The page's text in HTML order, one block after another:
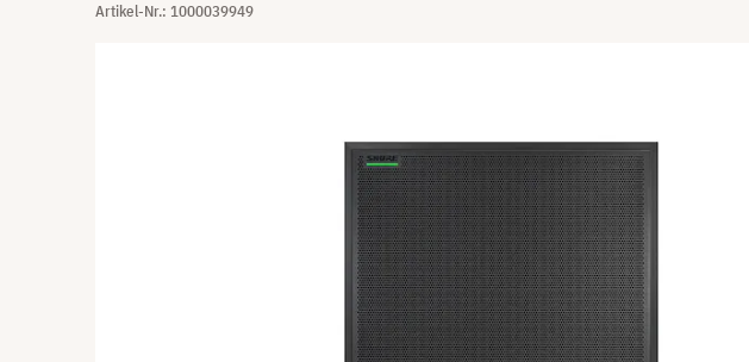
Artikel-Nr.: 1000039949